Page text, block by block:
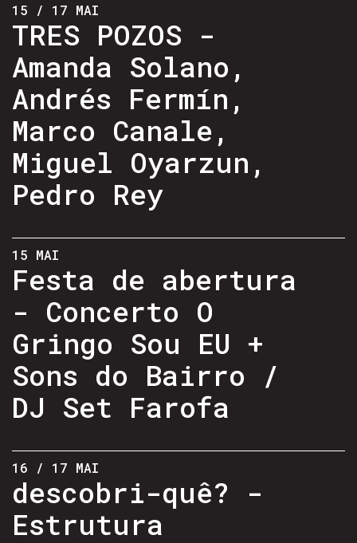
15 / 17 MAI
TRES POZOS -
Amanda Solano,
Andrés Fermín,
Marco Canale,
Miguel Oyarzun,
Pedro Rey
15 MAI
Festa de abertura
- Concerto O
Gringo Sou EU +
Sons do Bairro /
DJ Set Farofa
16 / 17 MAI
descobri-quê? -
Estrutura